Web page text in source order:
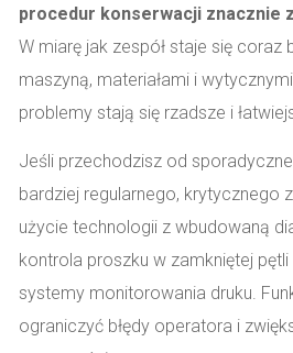
procedur konserwacji znacznie
W miarę jak zespół staje się coraz
maszyną, materiałami i
problemy stają się rzadsze i
Jeśli przechodzisz od
bardziej regularnego, krytycznego
użycie technologii z wbudowaną
kontrola proszku w zamkniętej pętli
systemy monitorowania druku.
ograniczyć błędy operatora i